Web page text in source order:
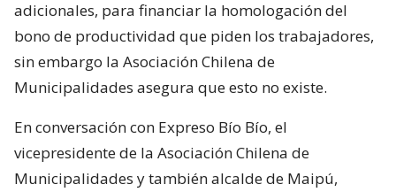
adicionales, para financiar la homologación del
bono de productividad que piden los trabajadores,
sin embargo la Asociación Chilena de
Municipalidades asegura que esto no existe.
En conversación con Expreso Bío Bío, el
vicepresidente de la Asociación Chilena de
Municipalidades y también alcalde de Maipú,